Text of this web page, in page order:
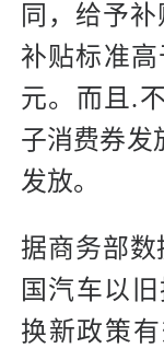
同，给予补
补贴标准高
元。而且.
子消费券发
发放。
据商务部数
国汽车以
换新政策